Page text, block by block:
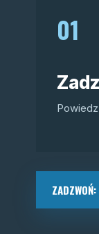
01